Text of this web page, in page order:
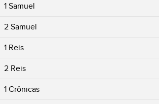
1 Samuel
2 Samuel
1 Reis
2 Reis
1 Crônicas